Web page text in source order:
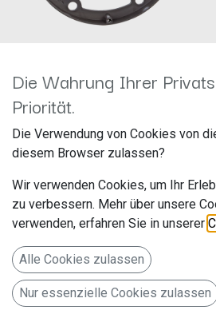
Lautsprecherringe
Sprinter/VW
271190-22
Artikelnummer: 271190-22
acv GmbH
Straßburger Allee 10-12
Die Wahrung Ihrer
Priorität.
Die Verwendung von Cookies von
diesem Browser zulassen?
Wir verwenden Cookies, um Ihr
zu verbessern. Mehr über unsere
verwenden, erfahren Sie in unserer
Alle Cookies zulassen
Nur essenzielle Cookies zulassen